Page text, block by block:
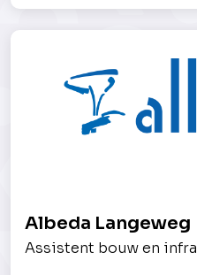
Albeda Langeweg
Assistent bouw en infra